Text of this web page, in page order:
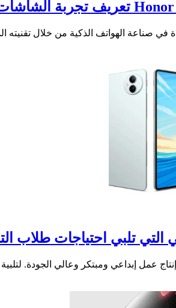
التي تلبي احتياجات طلاب
عمل إبداعي ومبتكر وعالي الجودة.